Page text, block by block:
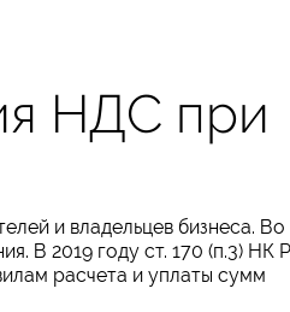
НДС при
и владельцев бизнеса. Во
В 2019 году ст. 170 (п.3) НК
расчета и уплаты сумм